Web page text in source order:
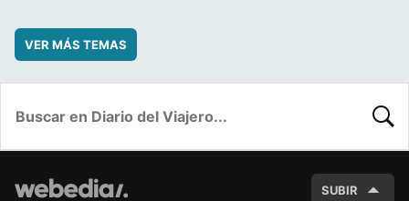
VER MÁS TEMAS
SUBIR